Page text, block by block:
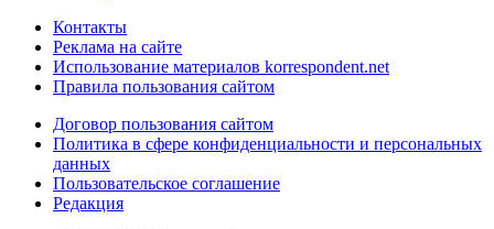
Контакты
Реклама на сайте
Использование материалов korrespondent.net
Правила пользования сайтом
Договор пользования сайтом
Политика в сфере конфиденциальности и персональных
данных
Пользовательское соглашение
Редакция